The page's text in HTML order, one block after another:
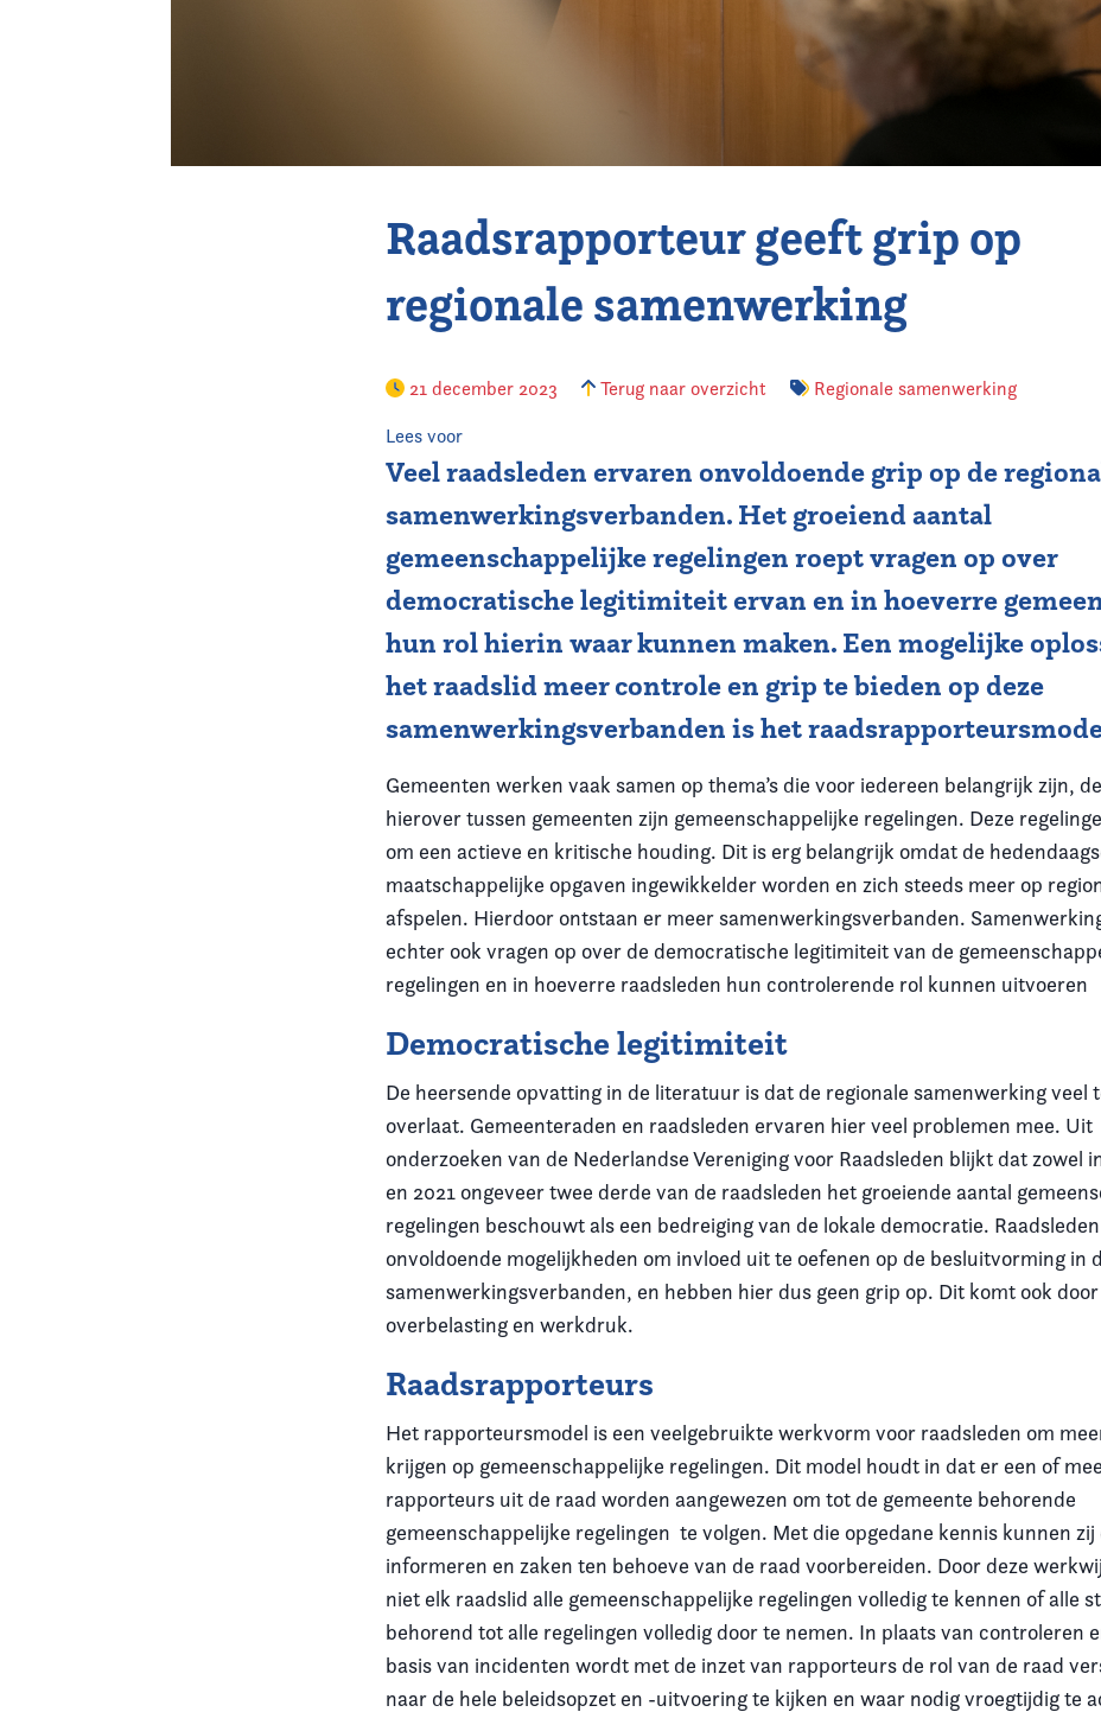
Raadsrapporteur geeft grip op
regionale samenwerking
21 december 2023 Terug naar overzicht Regionale samenwerking
Lees voor
Veel raadsleden ervaren onvoldoende grip op de
samenwerkingsverbanden. Het groeiend aantal
gemeenschappelijke regelingen roept vragen op over
democratische legitimiteit ervan en in hoeverre
hun rol hierin waar kunnen maken. Een mogelijke
het raadslid meer controle en grip te bieden op deze
samenwerkingsverbanden is het
Gemeenten werken vaak samen op thema’s die voor iedereen belangrijk zijn,
hierover tussen gemeenten zijn gemeenschappelijke regelingen. Deze
om een actieve en kritische houding. Dit is erg belangrijk omdat de
maatschappelijke opgaven ingewikkelder worden en zich steeds meer op
afspelen. Hierdoor ontstaan er meer samenwerkingsverbanden.
echter ook vragen op over de democratische legitimiteit van de
regelingen en in hoeverre raadsleden hun controlerende rol kunnen uitvoeren
Democratische legitimiteit
De heersende opvatting in de literatuur is dat de regionale samenwerking veel
overlaat. Gemeenteraden en raadsleden ervaren hier veel problemen mee. Uit
onderzoeken van de Nederlandse Vereniging voor Raadsleden blijkt dat zowel
en 2021 ongeveer twee derde van de raadsleden het groeiende aantal
regelingen beschouwt als een bedreiging van de lokale democratie.
onvoldoende mogelijkheden om invloed uit te oefenen op de besluitvorming in
samenwerkingsverbanden, en hebben hier dus geen grip op. Dit komt ook door
overbelasting en werkdruk.
Raadsrapporteurs
Het rapporteursmodel is een veelgebruikte werkvorm voor raadsleden om
krijgen op gemeenschappelijke regelingen. Dit model houdt in dat er een of
rapporteurs uit de raad worden aangewezen om tot de gemeente behorende
gemeenschappelijke regelingen te volgen. Met die opgedane kennis kunnen zij
informeren en zaken ten behoeve van de raad voorbereiden. Door deze
niet elk raadslid alle gemeenschappelijke regelingen volledig te kennen of alle
behorend tot alle regelingen volledig door te nemen. In plaats van controleren
basis van incidenten wordt met de inzet van rapporteurs de rol van de raad
naar de hele beleidsopzet en -uitvoering te kijken en waar nodig vroegtijdig te